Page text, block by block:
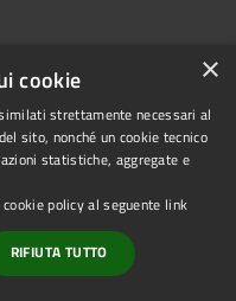
Copyright © 2025 Comune di
Trentola Ducenta
Powered byMunicipium
Accesso redazione
×
cookie
strettamente necessari al
sito, nonché un cookie tecnico
statistiche, aggregate e
policy al seguente link
RIFIUTA TUTTO